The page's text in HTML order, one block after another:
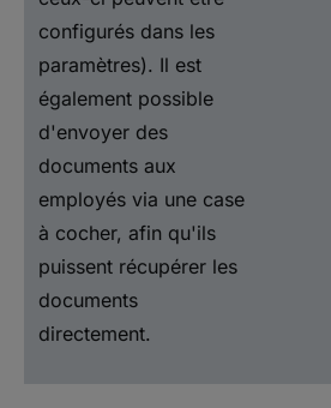
configurés dans les
paramètres). Il est
également possible
d'envoyer des
documents aux
employés via une case
à cocher, afin qu'ils
puissent récupérer les
documents
directement.